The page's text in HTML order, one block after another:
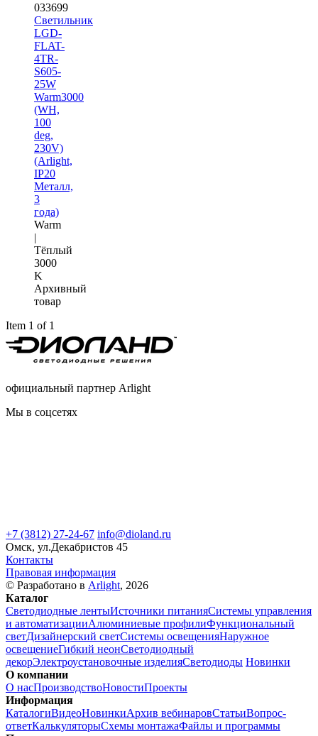
033699
Светильник
LGD-
FLAT-
4TR-
S605-
25W
Warm3000
(WH,
100
deg,
230V)
(Arlight,
IP20
Металл,
3
года)
Warm
|
Тёплый
3000
K
Архивный
товар
Item 1 of 1
официальный партнер Arlight
Мы в соцсетях
+7 (3812) 27-24-67 info@dioland.ru
Омск, ул.Декабристов 45
Контакты
Правовая информация
© Разработано в Arlight, 2026
Каталог
Светодиодные лентыИсточники питанияСистемы управления
и автоматизацииАлюминиевые профилиФункциональный
светДизайнерский светСистемы освещенияНаружное
освещениеГибкий неонСветодиодный
декорЭлектроустановочные изделияСветодиоды Новинки
О компании
О насПроизводствоНовостиПроекты
Информация
КаталогиВидеоНовинкиАрхив вебинаровСтатьиВопрос-
ответКалькуляторыСхемы монтажаФайлы и программы